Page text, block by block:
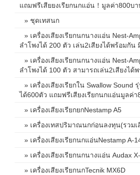
แถมฟรีเสียยงเรียกนกแอ่น！มูลค่า800บา
» ชุดเทสนก
» เครื่องเสียงเรียกนกนางแอ่น Nest-
ลำโพงได้ 200 ตัว เล่น2เสียงได้พร้อมกัน
» เครื่องเสียงเรียกนกนางแอ่น Nest-
ลำโพงได้ 100 ตัว สามารถเล่น2เสียงได้
» เครื่องเสียงเรียกใน Swallow Sound
ได้600ตัว แถมฟรีเสียงเรียกนกแอ่นมูลค่า
» เครื่องเสียงเรียกยกNestamp A5
» เครื่องเทสปริมาณนกก่อนลงทุน(รวมเ
» เครื่องเสียงเรียกนกแอ่นNestamp A-
» เครื่องเสียงเรียกนกนางแอ่น Audax
» เครื่องเสียงเรียกนกTecnik MX6D